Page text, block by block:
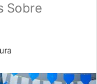
Sobre